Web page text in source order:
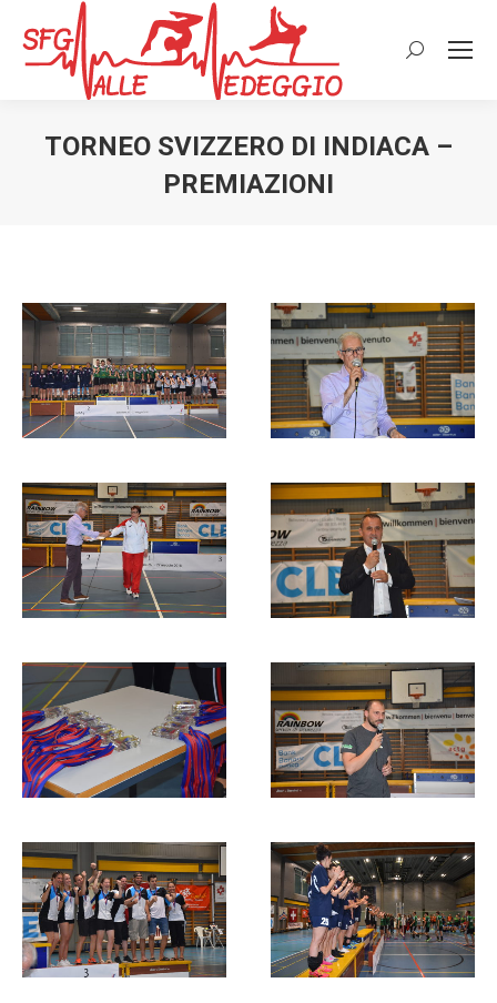
Cerca:
TORNEO SVIZZERO DI INDIACA –
PREMIAZIONI